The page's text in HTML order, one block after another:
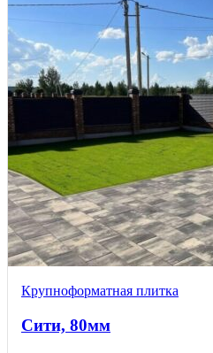
Крупноформатная плитка
Сити, 80мм